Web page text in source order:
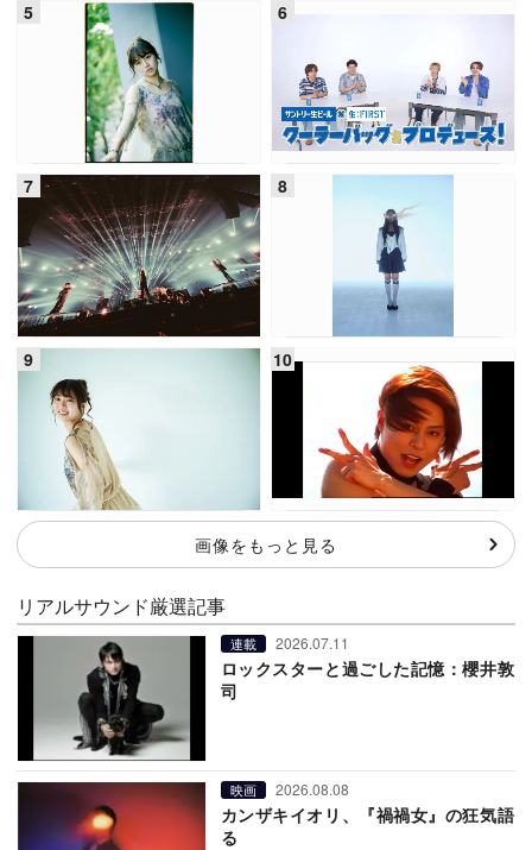
画像をもっと見る
リアルサウンド厳選記事
連載 2026.07.11
ロックスターと過ごした記憶：櫻井敦
司
映画 2026.08.08
カンザキイオリ、『禍禍女』の狂気語
る